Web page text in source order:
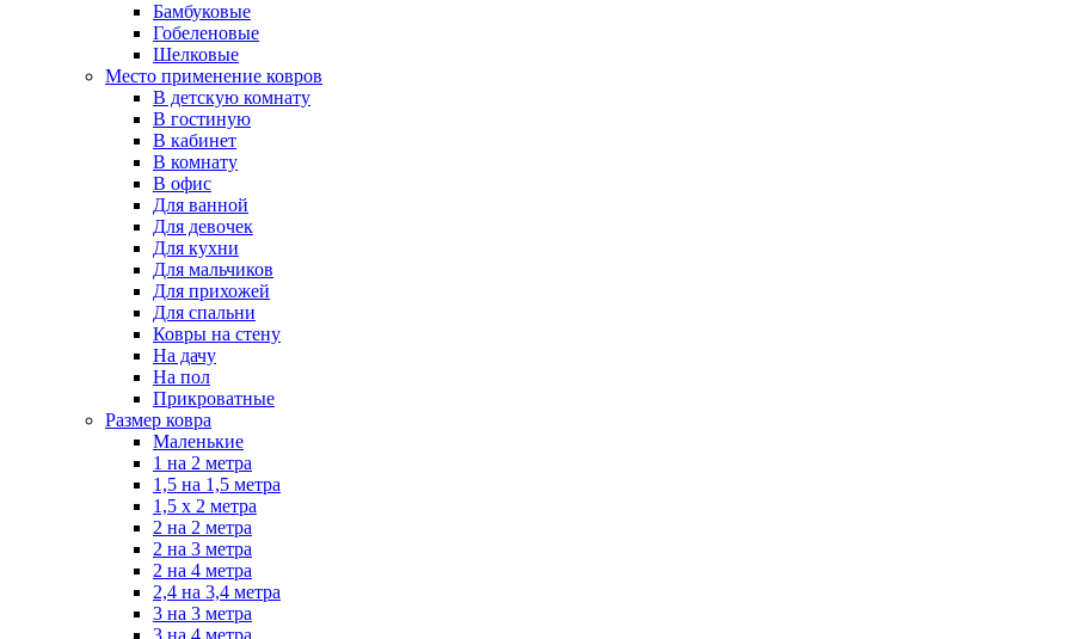
Бамбуковые
Гобеленовые
Шелковые
Место применение ковров
В детскую комнату
В гостиную
В кабинет
В комнату
В офис
Для ванной
Для девочек
Для кухни
Для мальчиков
Для прихожей
Для спальни
Ковры на стену
На дачу
На пол
Прикроватные
Размер ковра
Маленькие
1 на 2 метра
1,5 на 1,5 метра
1,5 х 2 метра
2 на 2 метра
2 на 3 метра
2 на 4 метра
2,4 на 3,4 метра
3 на 3 метра
3 на 4 метра